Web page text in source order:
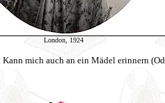
London, 1924
Kann mich auch an ein Mädel erinnern